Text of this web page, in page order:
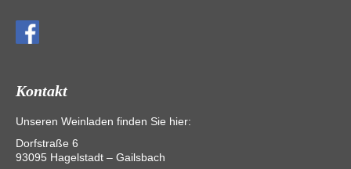
Kontakt
Unseren Weinladen finden Sie hier:
Dorfstraße 6
93095 Hagelstadt – Gailsbach